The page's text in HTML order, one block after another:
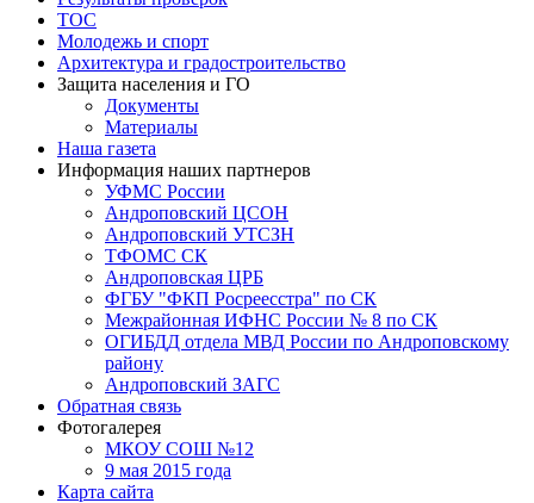
ТОС
Молодежь и спорт
Архитектура и градостроительство
Защита населения и ГО
Документы
Материалы
Наша газета
Информация наших партнеров
УФМС России
Андроповский ЦСОН
Андроповский УТСЗН
ТФОМС СК
Андроповская ЦРБ
ФГБУ "ФКП Росреесстра" по СК
Межрайонная ИФНС России № 8 по СК
ОГИБДД отдела МВД России по Андроповскому
району
Андроповский ЗАГС
Обратная связь
Фотогалерея
МКОУ СОШ №12
9 мая 2015 года
Карта сайта